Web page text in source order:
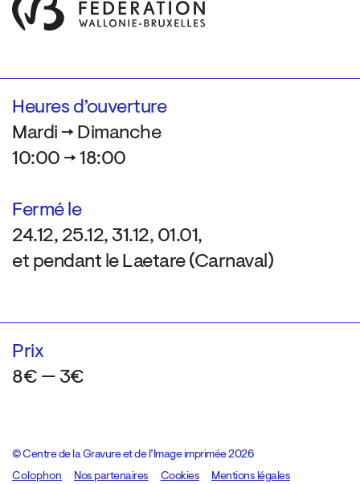
Heures d’ouverture
Mardi → Dimanche
10:00 → 18:00
Fermé le
24.12, 25.12, 31.12, 01.01,
et pendant le Laetare (Carnaval)
Prix
8€ — 3€
© Centre de la Gravure et de l’Image imprimée 2026
Colophon
Design:Marcel Kaczmarek, code:8080.studio
Nos partenaires Cookies Mentions légales